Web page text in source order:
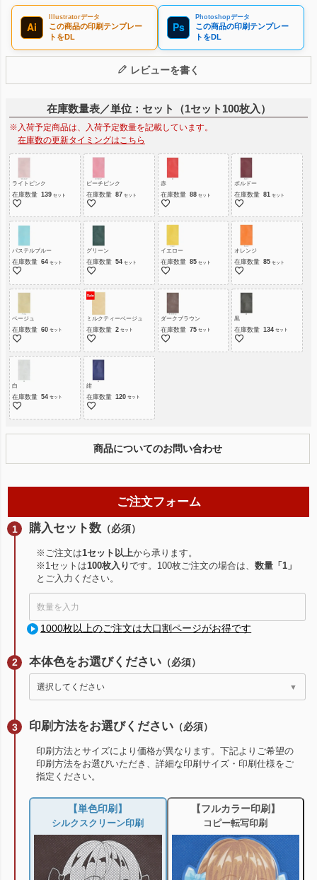
Ai
Illustratorデータ
この商品の印刷テンプレー
トをDL
Ps
Photoshopデータ
この商品の印刷テンプレー
トをDL
レビューを書く
在庫数量表／単位：セット（1セット100枚入）
※入荷予定商品は、入荷予定数量を記載しています。
在庫数の更新タイミングはこちら
ライトピンク
在庫数量 139
ピーチピンク
在庫数量 87
赤
在庫数量 88
ボルドー
在庫数量 81
パステルブルー
在庫数量 64
グリーン
在庫数量 54
イエロー
在庫数量 85
オレンジ
在庫数量 85
ベージュ
在庫数量 60
ミルクティーベージュ
在庫数量 2
ダークブラウン
在庫数量 75
黒
在庫数量 134
白
在庫数量 54
紺
在庫数量 120
商品についてのお問い合わせ
ご注文フォーム
購入セット数 （必須）
※ご注文は1セット以上から承ります。
※1セットは100枚入りです。100枚ご注文の場合は、数量「1」
とご入力ください。
1000枚以上のご注文は大口割ページがお得です
本体色をお選びください （必須）
印刷方法をお選びください （必須）
印刷方法とサイズにより価格が異なります。下記よりご希望の
印刷方法をお選びいただき、詳細な印刷サイズ・印刷仕様をご
指定ください。
【単色印刷】
シルクスクリーン印刷
【フルカラー印刷】
コピー転写印刷